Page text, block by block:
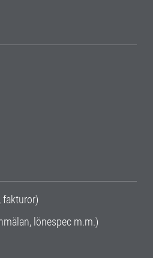
fakturor)
lönespec m.m.)